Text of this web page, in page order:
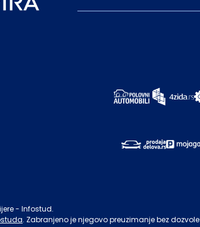
- Infostud.
. Zabranjeno je njegovo preuzimanje bez dozvole